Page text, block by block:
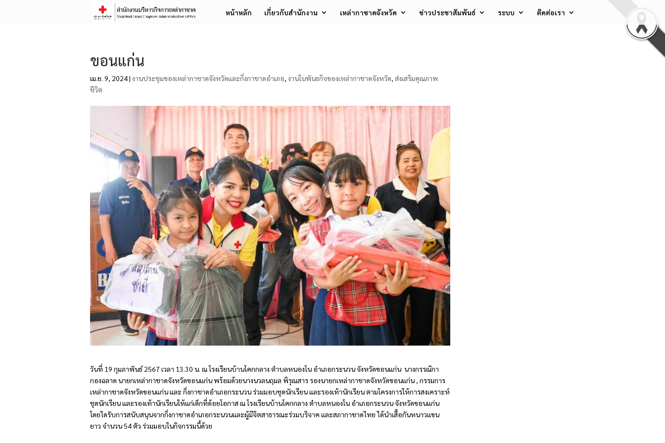
หน้าหลัก เกี่ยวกับสำนักงาน เหล่ากาชาดจังหวัด ข่าวประชาสัมพันธ์ ระบบ ติดต่อเรา
ขอนแก่น
เม.ย. 9, 2024| งานประชุมของเหล่ากาชาดจังหวัดและกิ่งกาชาดอำเภอ, งานในพันธกิจของเหล่ากาชาดจังหวัด, ส่งเสริมคุณภาพ
ชีวิต
วันที่ 19 กุมภาพันธ์ 2567 เวลา 13.30 น. ณ โรงเรียนบ้านโคกกลาง ตำบลหนองโน อำเภอกระนวน จังหวัดขอนแก่น นางกรรณิกา
กองฉลาด นายกเหล่ากาชาดจังหวัดขอนแก่น พร้อมด้วยนางนวลนฤมล พิรุณสาร รองนายกเหล่ากาชาดจังหวัดขอนแก่น , กรรมการ
เหล่ากาชาดจังหวัดขอนแก่น และ กิ่งกาชาดอำเภอกระนวน ร่วมมอบชุดนักเรียน และรองเท้านักเรียน ตามโครงการให้การสงเคราะห์
ชุดนักเรียน และรองเท้านักเรียนให้แก่เด็กที่ด้อยโอกาส ณ โรงเรียนบ้านโคกกลาง ตำบลหนองโน อำเภอกระนวน จังหวัดขอนแก่น
โดยไดรับการสนับสนุนจากกิ่งกาชาดอำเภอกระนวนและผู้มีจิตสาธารณะร่วมบริจาค และสภากาชาดไทย ได้นำเสื้อกันหนาวแขน
ยาว จำนวน 54 ตัว ร่วมมอบในกิจกรรมนี้ด้วย